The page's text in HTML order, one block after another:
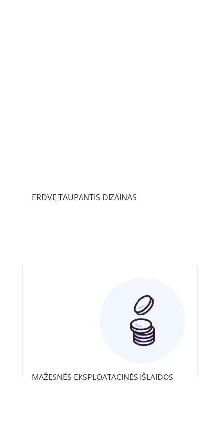
ERDVĘ TAUPANTIS DIZAINAS
MAŽESNĖS EKSPLOATACINĖS IŠLAIDOS